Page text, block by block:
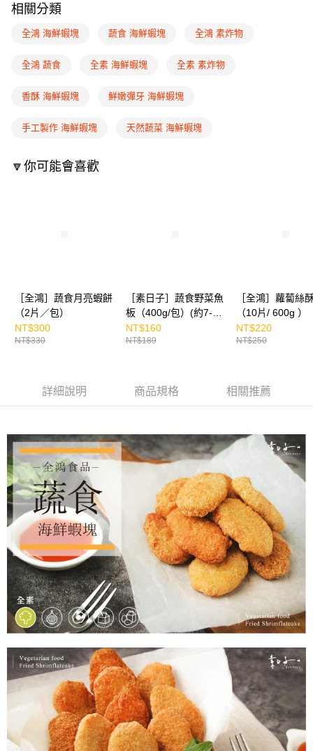
每筆NT$230，滿NT$2,300(含以上)免運費
冷凍宅配
相關分類
全鴻 海鮮蝦塊 蔬食 海鮮蝦塊 全鴻 素炸物
全鴻 蔬食 全素 海鮮蝦塊 全素 素炸物
香酥 海鮮蝦塊 鮮嫩彈牙 海鮮蝦塊
手工製作 海鮮蝦塊 天然蔬菜 海鮮蝦塊
🔽你可能會喜歡
［全鴻］蔬食月亮蝦餅
（2片／包）
NT$300
NT$330
［素日子］蔬食野菜魚
板（400g/包）(約7-8
片)
NT$160
NT$189
［全鴻］蘿蔔絲
（10片/ 600g ）
NT$220
NT$250
詳細說明 商品規格 相關推薦